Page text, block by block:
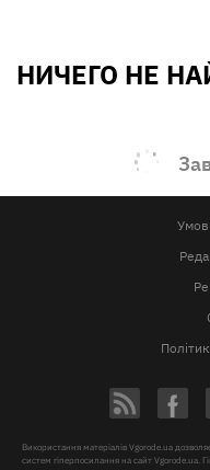
НИЧЕГО НЕ
Використання матеріалів Vgorode.ua
систем гіперпосилання на сайт Vgorode.ua.